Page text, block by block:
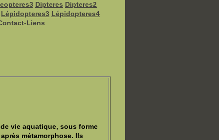
Dipteres Dipteres2
Lépidopteres3 Lépidopteres4
Liens
vie aquatique, sous forme
métamorphose. Ils